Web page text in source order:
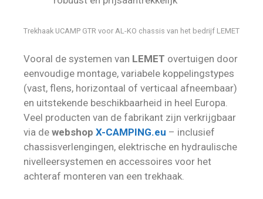
Trekhaak UCAMP GTR voor AL-KO chassis van het bedrijf LEMET
Vooral de systemen van LEMET overtuigen door
eenvoudige montage, variabele koppelingstypes
(vast, flens, horizontaal of verticaal afneembaar)
en uitstekende beschikbaarheid in heel Europa.
Veel producten van de fabrikant zijn verkrijgbaar
via de webshop X-CAMPING.eu – inclusief
chassisverlengingen, elektrische en hydraulische
nivelleersystemen en accessoires voor het
achteraf monteren van een trekhaak.